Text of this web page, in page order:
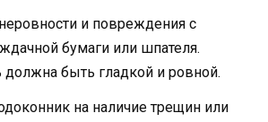
и повреждения с
бумаги или шпателя.
должна быть гладкой и ровной.
на наличие трещин или